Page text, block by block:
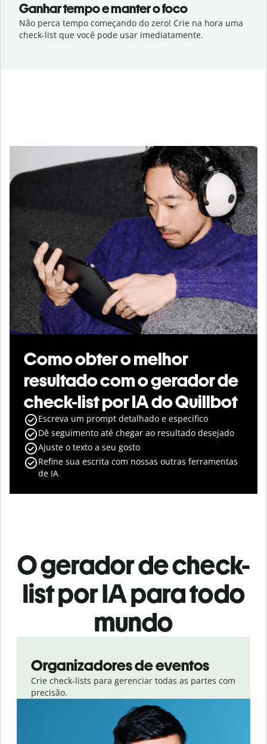
Ganhar tempo e manter o foco
Não perca tempo começando do zero! Crie na hora uma
check-list que você pode usar imediatamente.
Como obter o melhor
resultado com o gerador de
check-list por IA do Quillbot
Escreva um prompt detalhado e específico
Dê seguimento até chegar ao resultado desejado
Ajuste o texto a seu gosto
Refine sua escrita com nossas outras ferramentas
de IA
O gerador de check-
list por IA para todo
mundo
Organizadores de eventos
Crie check-lists para gerenciar todas as partes com
precisão.